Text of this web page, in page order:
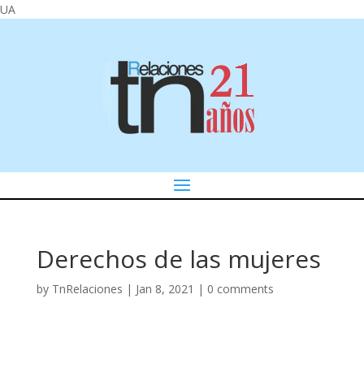
UA
Derechos de las mujeres
by TnRelaciones | Jan 8, 2021 | 0 comments